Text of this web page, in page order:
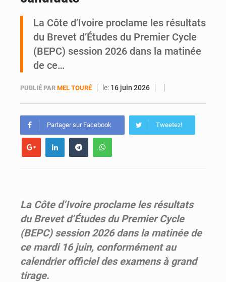
La Côte d’Ivoire proclame les résultats
du Brevet d’Études du Premier Cycle
(BEPC) session 2026 dans la matinée
de ce…
PUBLIÉ PAR MEL TOURÉ le: 16 juin 2026
Partager sur Facebook Tweetez!
La Côte d’Ivoire proclame les résultats
du Brevet d’Études du Premier Cycle
(BEPC) session 2026 dans la matinée de
ce mardi 16 juin, conformément au
calendrier officiel des examens à grand
tirage.